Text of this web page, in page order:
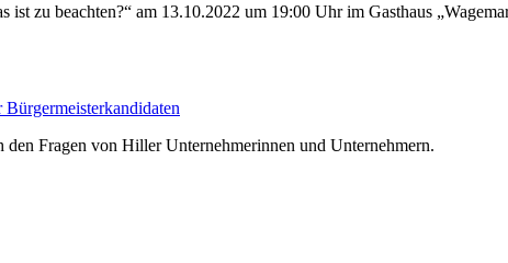
zu beachten?“ am 13.10.2022 um 19:00 Uhr im Gasthaus
den Fragen von Hiller Unternehmerinnen und Unternehmern.